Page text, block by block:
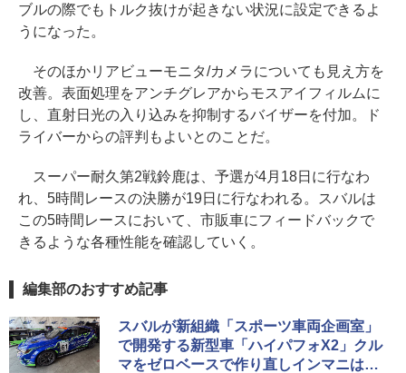
ブルの際でもトルク抜けが起きない状況に設定できるよ
うになった。
そのほかリアビューモニタ/カメラについても見え方を
改善。表面処理をアンチグレアからモスアイフィルムに
し、直射日光の入り込みを抑制するバイザーを付加。ド
ライバーからの評判もよいとのことだ。
スーパー耐久第2戦鈴鹿は、予選が4月18日に行なわ
れ、5時間レースの決勝が19日に行なわれる。スバルは
この5時間レースにおいて、市販車にフィードバックで
きるような各種性能を確認していく。
編集部のおすすめ記事
スバルが新組織「スポーツ車両企画室」
で開発する新型車「ハイパフォX2」クル
マをゼロベースで作り直しインマニは特